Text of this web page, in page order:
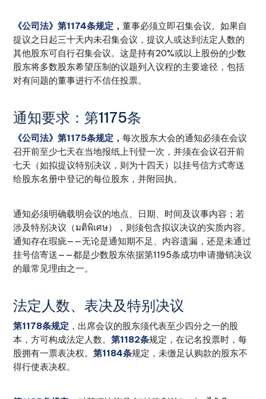
《公司法》第1174条规定，董事必须立即召集会议。如果自
提议之日起三十天内未召集会议，提议人或达到法定人数的
其他股东可自行召集会议。这是持有20%或以上股份的少数
股东将多数股东希望压制的议题列入议程的主要途径，包括
对有问题的董事进行不信任投票。
通知要求：第1175条
《公司法》第1175条规定，每次股东大会的通知必须在会议
召开前至少七天在当地报纸上刊登一次，并须在会议召开前
七天（如拟提议特别决议，则为十四天）以挂号信方式寄送
给股东名册中登记的每位股东，并附回执。
通知必须明确载明会议的地点、日期、时间及议事内容；若
涉及特别决议（มติพิเศษ），则须包含拟议决议的实质内容。
通知存在瑕疵——无论是通知期不足、内容遗漏，还是未通过
挂号信寄送——都是少数股东依据第1195条成功申请撤销决议
的最常见理由之一。
法定人数、表决及特别决议
第1178条规定 ，出席会议的股东须代表至少四分之一的股
本，方可构成法定人数。第1182条规定，在记名投票时，每
股拥有一票表决权。第1184条规定，未缴足认购款的股东不
得行使表决权。